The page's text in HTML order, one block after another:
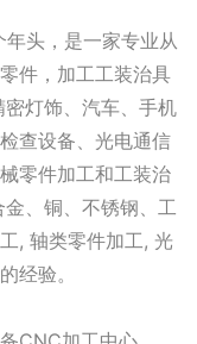
头，是一家专业从
件，加工工装治具
灯饰、汽车、手机
查设备、光电通信
零件加工和工装治
、铜、不锈钢、工
, 轴类零件加工, 光
经验。